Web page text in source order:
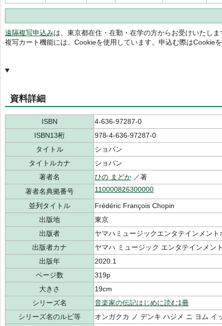
遠隔複写申込みは、東京都在住・在勤・在学の方からお受けいたしま
複写カート機能には、Cookieを使用しています。申込む際はCookie
資料詳細
ISBN
4-636-97287-0
ISBN13桁
978-4-636-97287-0
タイトル
ショパン
タイトルカナ
ショパン
著者名
ひの まどか ／著
著者名典拠番号
110000826300000
並列タイトル
Frédéric François Chopin
出版地
東京
出版者
ヤマハミュージックエンタテインメン
出版者カナ
ヤマハ ミュージック エンタテインメン
出版年
2020.1
ページ数
319p
大きさ
19cm
シリーズ名
音楽家の伝記はじめに読む1冊
シリーズ名のルビ等
オンガクカ ノ デンキ ハジメ ニ ヨム イ